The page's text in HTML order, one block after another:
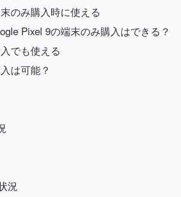
のみ購入時に使える
Pixel 9の端末のみ購入はできる？
でも使える
は可能？
況